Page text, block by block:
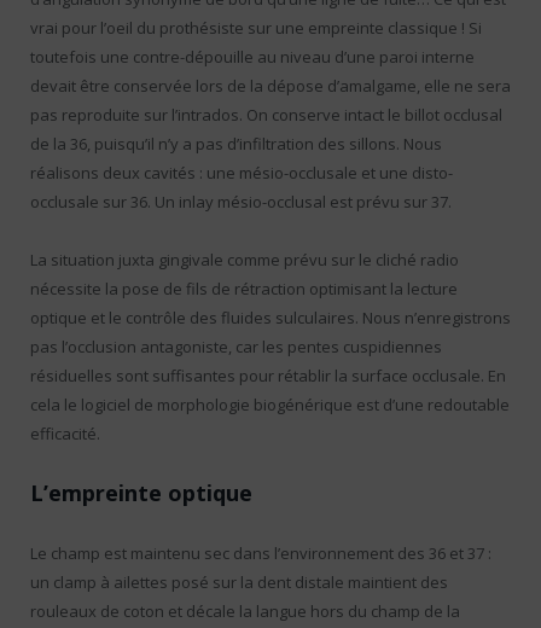
vrai pour l’oeil du prothésiste sur une empreinte classique ! Si
toutefois une contre-dépouille au niveau d’une paroi interne
devait être conservée lors de la dépose d’amalgame, elle ne sera
pas reproduite sur l’intrados. On conserve intact le billot occlusal
de la 36, puisqu’il n’y a pas d’infiltration des sillons. Nous
réalisons deux cavités : une mésio-occlusale et une disto-
occlusale sur 36. Un inlay mésio-occlusal est prévu sur 37.
La situation juxta gingivale comme prévu sur le cliché radio
nécessite la pose de fils de rétraction optimisant la lecture
optique et le contrôle des fluides sulculaires. Nous n’enregistrons
pas l’occlusion antagoniste, car les pentes cuspidiennes
résiduelles sont suffisantes pour rétablir la surface occlusale. En
cela le logiciel de morphologie biogénérique est d’une redoutable
efficacité.
L’empreinte optique
Le champ est maintenu sec dans l’environnement des 36 et 37 :
un clamp à ailettes posé sur la dent distale maintient des
rouleaux de coton et décale la langue hors du champ de la